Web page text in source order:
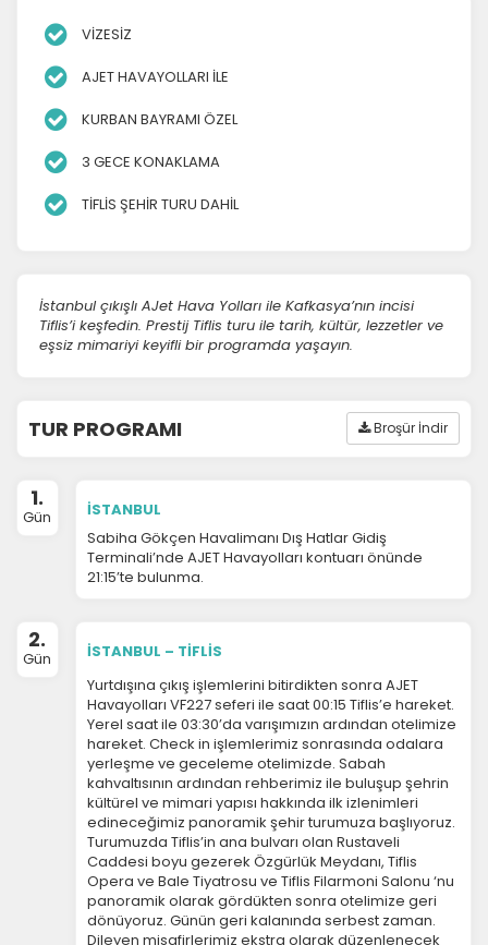
VİZESİZ
AJET HAVAYOLLARI İLE
KURBAN BAYRAMI ÖZEL
3 GECE KONAKLAMA
TİFLİS ŞEHİR TURU DAHİL
İstanbul çıkışlı AJet Hava Yolları ile Kafkasya’nın incisi
Tiflis’i keşfedin. Prestij Tiflis turu ile tarih, kültür, lezzetler ve
eşsiz mimariyi keyifli bir programda yaşayın.
TUR PROGRAMI Broşür İndir
1.
Gün
İSTANBUL
Sabiha Gökçen Havalimanı Dış Hatlar Gidiş
Terminali’nde AJET Havayolları kontuarı önünde
21:15’te bulunma.
2.
Gün
İSTANBUL – TİFLİS
Yurtdışına çıkış işlemlerini bitirdikten sonra AJET
Havayolları VF227 seferi ile saat 00:15 Tiflis’e hareket.
Yerel saat ile 03:30’da varışımızın ardından otelimize
hareket. Check in işlemlerimiz sonrasında odalara
yerleşme ve geceleme otelimizde. Sabah
kahvaltısının ardından rehberimiz ile buluşup şehrin
kültürel ve mimari yapısı hakkında ilk izlenimleri
edineceğimiz panoramik şehir turumuza başlıyoruz.
Turumuzda Tiflis’in ana bulvarı olan Rustaveli
Caddesi boyu gezerek Özgürlük Meydanı, Tiflis
Opera ve Bale Tiyatrosu ve Tiflis Filarmoni Salonu ‘nu
panoramik olarak gördükten sonra otelimize geri
dönüyoruz. Günün geri kalanında serbest zaman.
Dileyen misafirlerimiz ekstra olarak düzenlenecek